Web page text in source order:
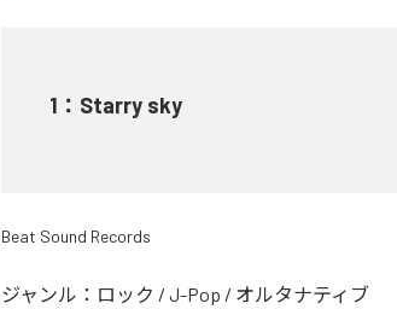
1 ： Starry sky
Beat Sound Records
ジャンル： ロック / J-Pop / オルタナティブ